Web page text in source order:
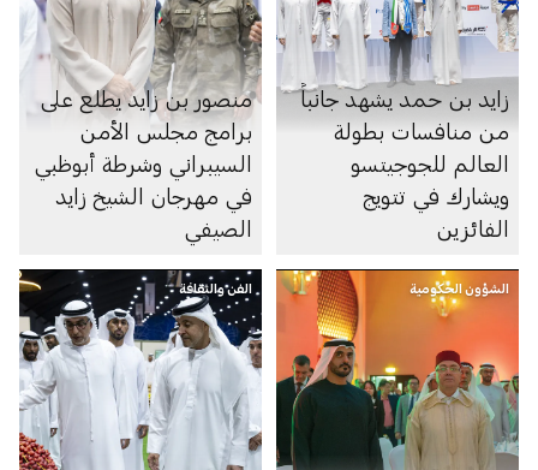
زايد بن حمد يشهد جانباً
من منافسات بطولة
العالم للجوجيتسو
ويشارك في تتويج
الفائزين
منصور بن زايد يطلع على
برامج مجلس الأمن
السيبراني وشرطة أبوظبي
في مهرجان الشيخ زايد
الصيفي
الشؤون الحكومية الفن والثقافة